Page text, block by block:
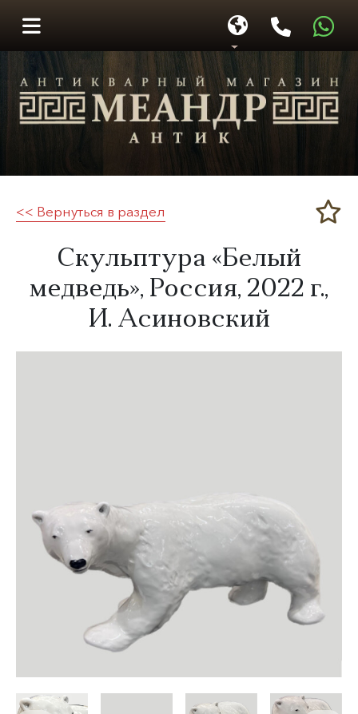
Меандр-Антик
<< Вернуться в раздел
Скульптура «Белый
медведь», Россия, 2022 г.,
И. Асиновский